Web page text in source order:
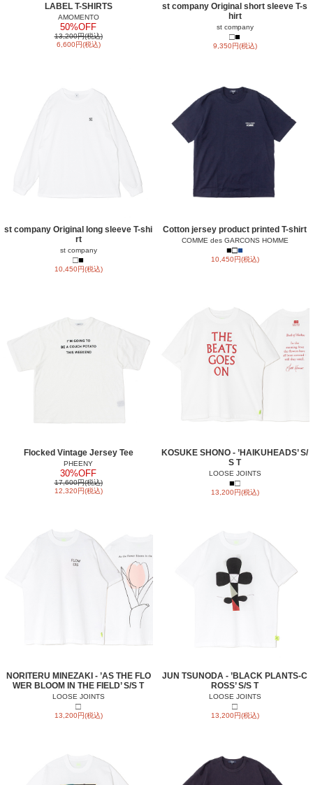
LABEL T-SHIRTS
AMOMENTO
50%OFF
13,200円(税込)
6,600円(税込)
st company Original short sleeve T-s
hirt
st company
□■
9,350円(税込)
st company Original long sleeve T-shi
rt
st company
□■
10,450円(税込)
Cotton jersey product printed T-shirt
COMME des GARCONS HOMME
■□■
10,450円(税込)
Flocked Vintage Jersey Tee
PHEENY
30%OFF
17,600円(税込)
12,320円(税込)
KOSUKE SHONO - ’HAIKUHEADS’ S/
S T
LOOSE JOINTS
■□
13,200円(税込)
NORITERU MINEZAKI - ’AS THE FLO
WER BLOOM IN THE FIELD’ S/S T
LOOSE JOINTS
□
13,200円(税込)
JUN TSUNODA - ’BLACK PLANTS-C
ROSS’ S/S T
LOOSE JOINTS
□
13,200円(税込)